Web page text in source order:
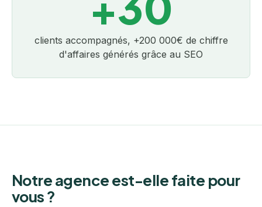
clients accompagnés, +200 000€ de chiffre
d'affaires générés grâce au SEO
Notre agence est-elle faite pour
vous ?